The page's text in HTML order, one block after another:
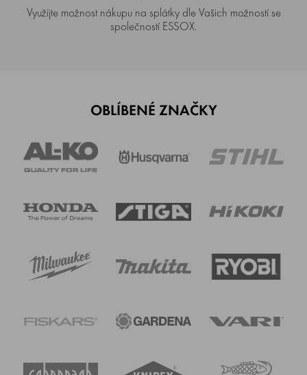
Využijte možnost nákupu na splátky dle Vašich možností se
společností ESSOX.
OBLÍBENÉ ZNAČKY